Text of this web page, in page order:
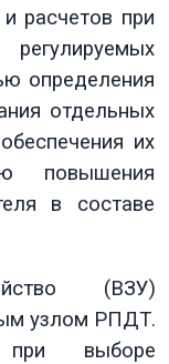
расчетов при
регулируемых
определения
отдельных
их
повышения
в составе
(ВЗУ)
узлом РПДТ.
при выборе